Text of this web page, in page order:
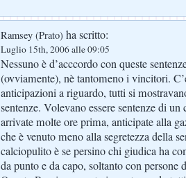
Ramsey (Prato) ha scritto:
Luglio 15th, 2006 alle 09:05
Nessuno è d’acccordo con queste
(ovviamente), nè tantomeno i vincitori.
anticipazioni a riguardo, tutti si
sentenze. Volevano essere sentenze di
arrivate molte ore prima, anticipate alla
che è venuto meno alla segretezza della
calciopulito è se persino chi giudica ha
da punto e da capo, soltanto con persone